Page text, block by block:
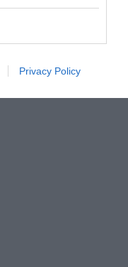
Privacy Policy